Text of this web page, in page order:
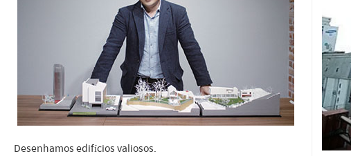
Desenhamos edifícios valiosos.